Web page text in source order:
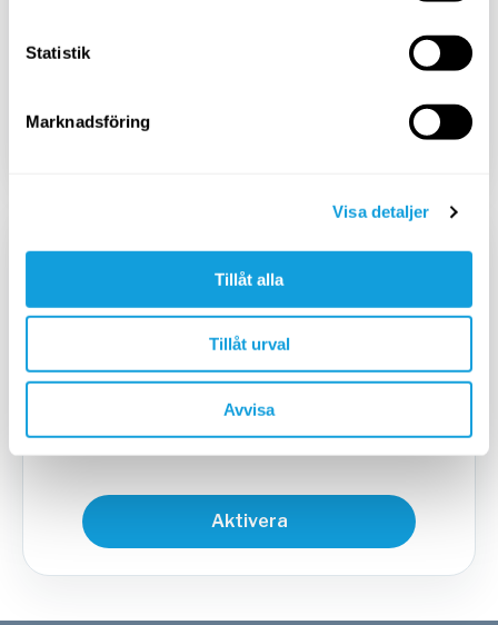
Statistik
Marknadsföring
Visa detaljer
Tillåt alla
Tillåt urval
Avvisa
KVARTALSPRENUMERATION
449SEK/3 mån
599 SEK
Avbryt när du vill
Aktivera